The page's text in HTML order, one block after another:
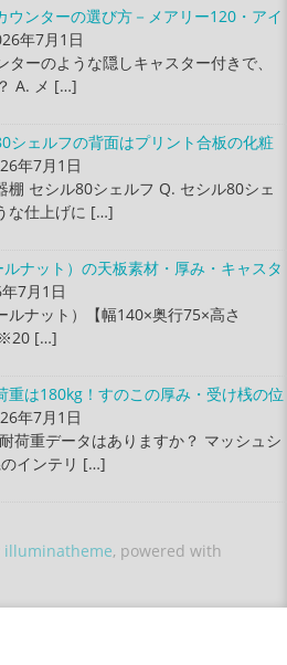
ンターの選び方－メアリー120・アイ
年7月1日
ーのような隠しキャスター付きで、
A. メ […]
シェルフの背面はプリント合板の化粧
年7月1日
セシル80シェルフ Q. セシル80シェ
な仕上げに […]
ナット）の天板素材・厚み・キャスタ
7月1日
ナット）【幅140×奥行75×高さ
※20 […]
重は180kg！すのこの厚み・受け桟の位
年7月1日
荷重データはありますか？ マッシュシ
インテリ […]
illuminatheme, powered with